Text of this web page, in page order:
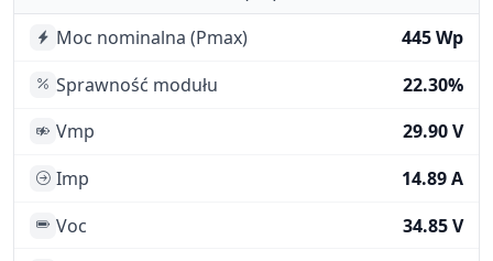
Moc nominalna (Pmax)
445 Wp
Sprawność modułu
22.30%
Vmp
29.90 V
Imp
14.89 A
Voc
34.85 V